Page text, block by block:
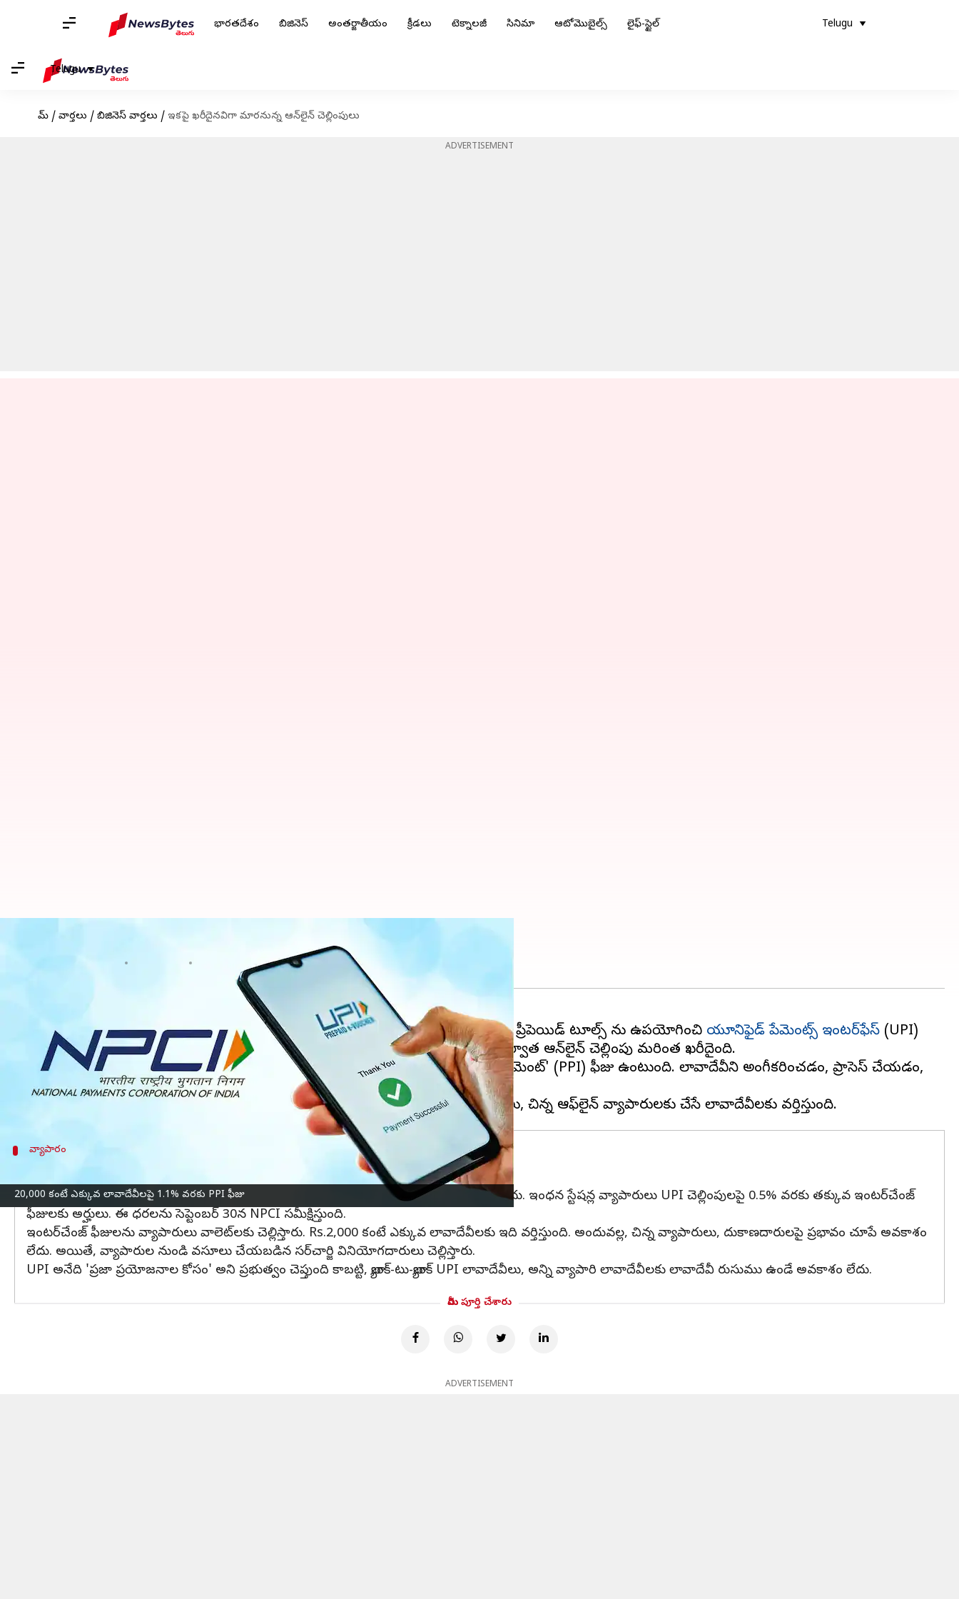
భారతదేశం బిజినెస్ అంతర్జాతీయం క్రీడలు టెక్నాలజీ సినిమా ఆటోమొబైల్స్ లైఫ్-స్టైల్ Telugu
Telugu
హోమ్ / వార్తలు / బిజినెస్ వార్తలు / ఇకపై ఖరీదైనవిగా మారనున్న ఆన్‌లైన్ చెల్లింపులు
ADVERTISEMENT
20,000 కంటే ఎక్కువ లావాదేవీలపై 1.1% వరకు PPI ఫీజు
ఇకపై ఖరీదైనవిగా మారనున్న ఆన్‌లైన్ చెల్లింపులు
నేషనల్ పేమెంట్స్ కార్పొరేషన్ ఆఫ్ ఇండియా (NPCI) ఒక నోటీసులో, వాలెట్ లేదా కార్డ్‌ల వంటి ప్రీపెయిడ్ టూల్స్ ను ఉపయోగించి యూనిఫైడ్ పేమెంట్స్ ఇంటర్‌ఫేస్ (UPI)
ద్వారా చేసే వ్యాపార లావాదేవీలపై ఇంటర్‌చేంజ్ ఫీజులను వసూలు చేయాలని సూచించిన తర్వాత ఆన్‌లైన్ చెల్లింపు మరింత ఖరీదైంది.
ఇక నుండి రూ.20,000 కంటే ఎక్కువ లావాదేవీలపై 1.1% వరకు 'ప్రీపెయిడ్ పేమెంట్ ఇన్‌స్ట్రుమెంట్' (PPI) ఫీజు ఉంటుంది. లావాదేవీని అంగీకరించడం, ప్రాసెస్ చేయడం,
అధికారం ఇవ్వడానికి అయ్యే ఖర్చును కవర్ చేయడానికి ఇంటర్‌చేంజ్ రుసుము ఉంటుంది.
వ్యాపారం
ఇంటర్‌చేంజ్ ఫీజులను వ్యాపారులు వాలెట్‌లకు చెల్లిస్తారు
బ్యాంక్, ప్రీపెయిడ్ వాలెట్ వ్యక్తి నుండి వ్యక్తికి, వ్యక్తి నుండి వ్యాపారికి చేసే లావాదేవీలకు సర్‌ఛార్జ్ వర్తించదు. ఇంధన స్టేషన్ల వ్యాపారులు UPI చెల్లింపులపై 0.5% వరకు తక్కువ ఇంటర్‌చేంజ్
ఫీజులకు అర్హులు. ఈ ధరలను సెప్టెంబర్ 30న NPCI సమీక్షిస్తుంది.
ఇంటర్‌చేంజ్ ఫీజులను వ్యాపారులు వాలెట్‌లకు చెల్లిస్తారు. Rs.2,000 కంటే ఎక్కువ లావాదేవీలకు ఇది వర్తిస్తుంది. అందువల్ల, చిన్న వ్యాపారులు, దుకాణదారులపై ప్రభావం చూపే అవకాశం
లేదు. అయితే, వ్యాపారుల నుండి వసూలు చేయబడిన సర్‌చార్జి వినియోగదారులు చెల్లిస్తారు.
UPI అనేది 'ప్రజా ప్రయోజనాల కోసం' అని ప్రభుత్వం చెప్తుంది కాబట్టి, బ్యాంక్-టు-బ్యాంక్ UPI లావాదేవీలు, అన్ని వ్యాపారి లావాదేవీలకు లావాదేవీ రుసుము ఉండే అవకాశం లేదు.
మీరు పూర్తి చేశారు
ADVERTISEMENT